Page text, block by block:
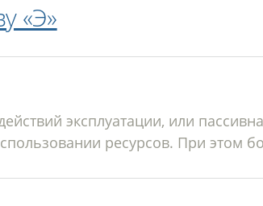
«Э»
эксплуатации, или
ресурсов. При этом